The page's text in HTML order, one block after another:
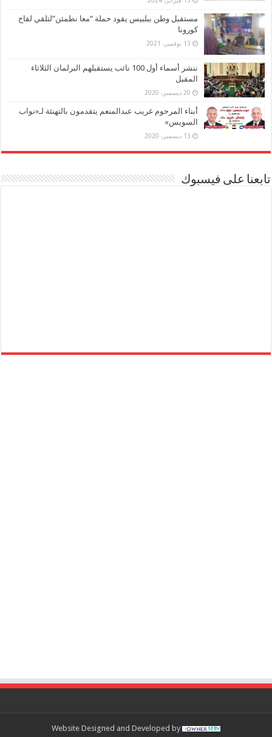
مستقبل وطن ببلبيس يقود حملة “معا نطمئن”لتلقي لقاح
كورونا
13 نوفمبر، 2021
ننشر أسماء أول 100 نائب يستقبلهم البرلمان الثلاثاء
المقبل
20 ديسمبر، 2020
أبناء المرحوم غريب عبدالمنعم يتقدمون بالتهنئة لـ«نواب
السويس»
13 ديسمبر، 2020
تابعنا على فيسبوك
Website Designed and Developed by